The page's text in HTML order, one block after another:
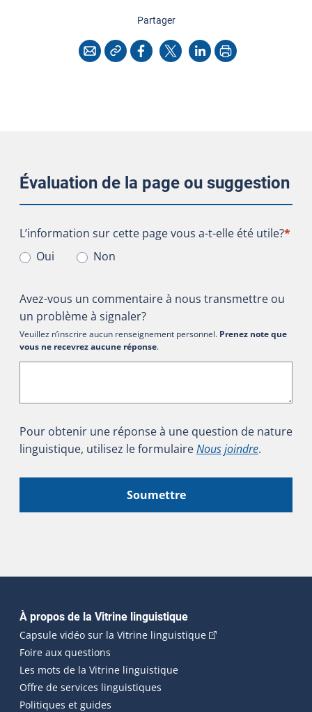
Partagercette page
CourrielCopier l'adresse
Facebook
X LinkedInImprimer
Évaluation de la page ou suggestion
L’information sur cette page vous a-t-elle été utile?
L’information sur cette page vous a-t-elle été utile?*
Oui
Non
Avez-vous un commentaire à nous transmettre ou
un problème à signaler?
Veuillez n’inscrire aucun renseignement personnel. Prenez note que
vous ne recevrez aucune réponse.
Pour obtenir une réponse à une question de nature
linguistique, utilisez le formulaireNous joindre.
Soumettre
Navigation principale
À propos de la Vitrine linguistique
Capsule vidéo sur la Vitrine linguistique(Cet hyperlien
Foire aux questions
Les mots de la Vitrine linguistique
Offre de services linguistiques
Politiques et guides